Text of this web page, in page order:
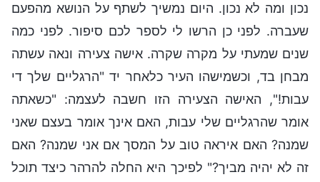
נכון ומה לא נכון. היום נמשיך לשתף על הנושא מהפעם
שעברה. לפני כן הרשו לי לספר לכם סיפור. לפני כמה
שנים שמעתי על מקרה שקרה. אישה צעירה ונאה עשתה
מבחן בד, וכשמישהו העיר כלאחר יד "הרגליים שלך די
עבות!", האישה הצעירה הזו חשבה לעצמה: "כשאתה
אומר שהרגליים שלי עבות, האם אינך אומר בעצם שאני
שמנה? האם איראה טוב על המסך אם אני שמנה? האם
זה לא יהיה מביך?" לפיכך היא החלה להרהר כיצד תוכל